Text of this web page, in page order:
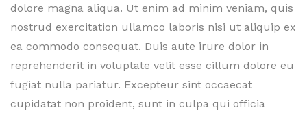
dolore magna aliqua. Ut enim ad minim veniam, quis
nostrud exercitation ullamco laboris nisi ut aliquip ex
ea commodo consequat. Duis aute irure dolor in
reprehenderit in voluptate velit esse cillum dolore eu
fugiat nulla pariatur. Excepteur sint occaecat
cupidatat non proident, sunt in culpa qui officia